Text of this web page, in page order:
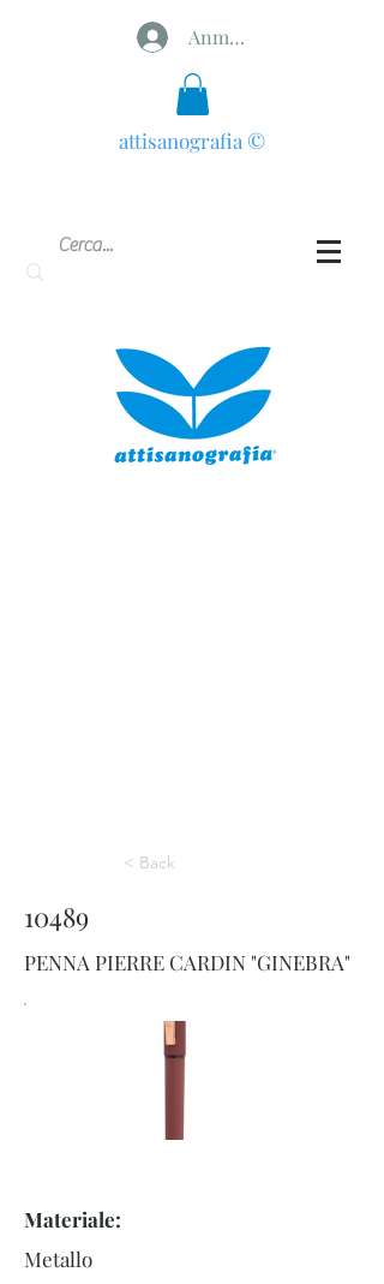
Anmelden
attisanografia ©
< Back
10489
PENNA PIERRE CARDIN "GINEBRA"
Materiale:
Metallo